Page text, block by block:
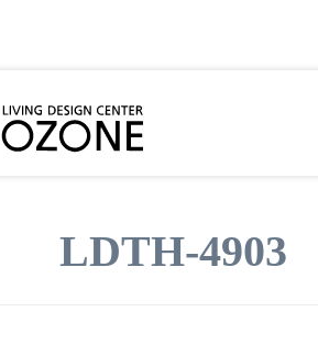
ショールーム・ショップ一覧
LDTH-4903